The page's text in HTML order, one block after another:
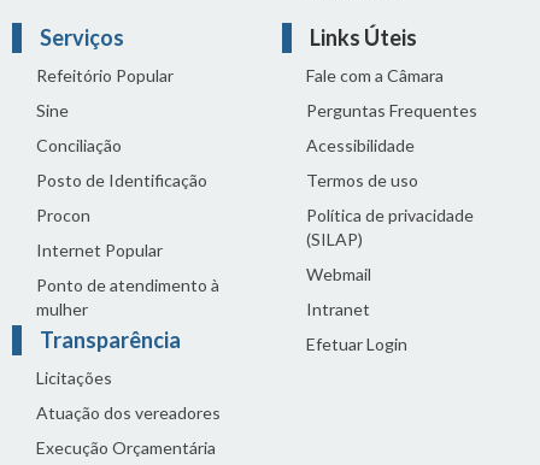
Serviços
Refeitório Popular
Sine
Conciliação
Posto de Identificação
Procon
Internet Popular
Ponto de atendimento à
mulher
Transparência
Licitações
Atuação dos vereadores
Execução Orçamentária
Links Úteis
Fale com a Câmara
Perguntas Frequentes
Acessibilidade
Termos de uso
Política de privacidade
(SILAP)
Webmail
Intranet
Efetuar Login